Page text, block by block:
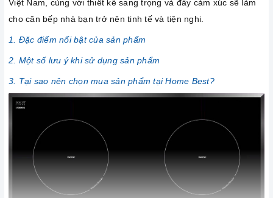
Việt Nam, cùng với thiết kế sang trọng và đầy cảm xúc sẽ làm
cho căn bếp nhà bạn trở nên tinh tế và tiện nghi.
1. Đặc điểm nổi bật của sản phẩm
2. Một số lưu ý khi sử dụng sản phẩm
3. Tại sao nên chọn mua sản phẩm tại Home Best?